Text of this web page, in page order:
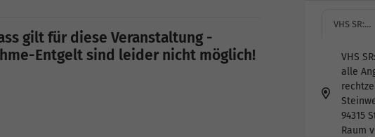
gilt für diese Veranstaltung -
Entgelt sind leider nicht möglich!
VHS SR:…
VHS
alle
94315
Raum